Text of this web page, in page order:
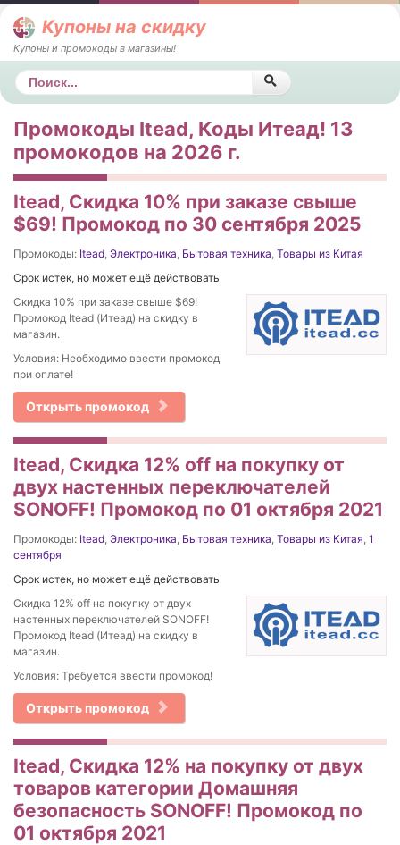
Купоны на скидку
Купоны и промокоды в магазины!
Поиск
Промокоды Itead, Коды Итеад! 13
промокодов на 2026 г.
Itead, Скидка 10% при заказе свыше
$69! Промокод по 30 сентября 2025
Промокоды: Itead, Электроника, Бытовая техника, Товары из Китая
Срок истек, но может ещё действовать
Скидка 10% при заказе свыше $69!
Промокод Itead (Итеад) на скидку в
магазин.
Условия: Необходимо ввести промокод
при оплате!
Открыть промокод
Itead, Скидка 12% off на покупку от
двух настенных переключателей
SONOFF! Промокод по 01 октября 2021
Промокоды: Itead, Электроника, Бытовая техника, Товары из Китая, 1
сентября
Срок истек, но может ещё действовать
Скидка 12% off на покупку от двух
настенных переключателей SONOFF!
Промокод Itead (Итеад) на скидку в
магазин.
Условия: Требуется ввести промокод!
Открыть промокод
Itead, Скидка 12% на покупку от двух
товаров категории Домашняя
безопасность SONOFF! Промокод по
01 октября 2021